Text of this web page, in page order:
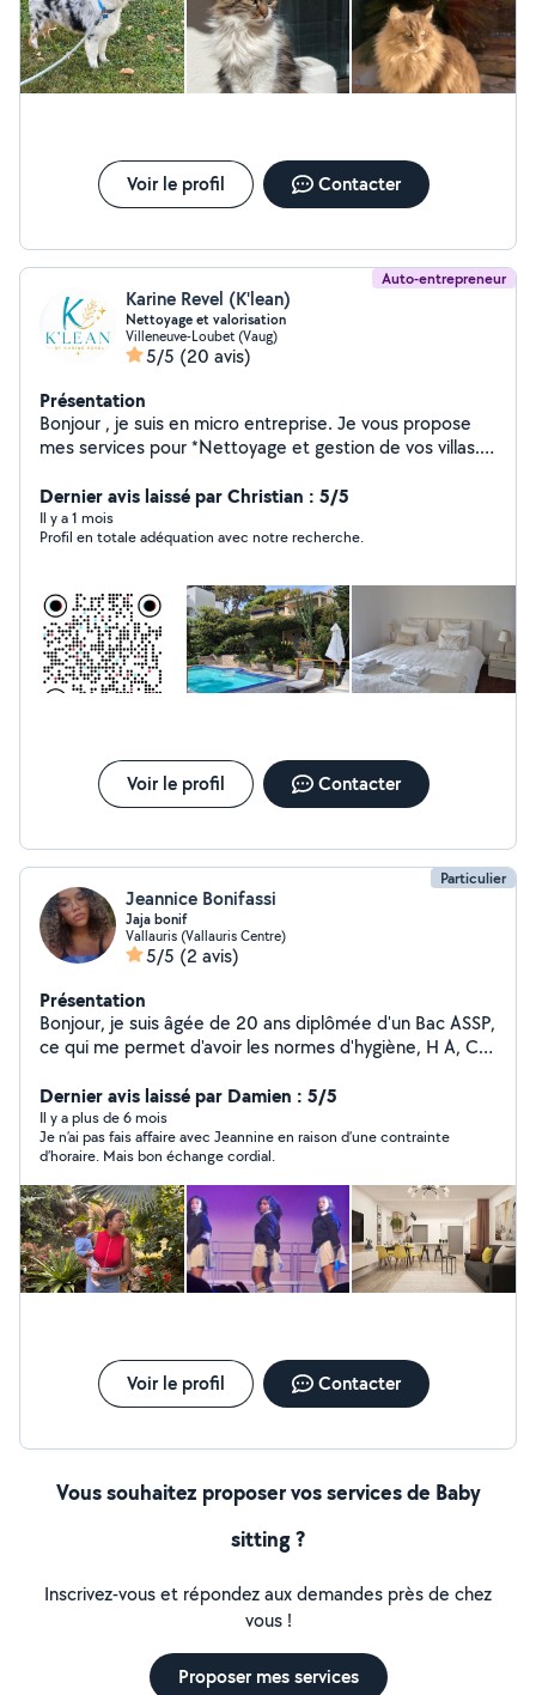
Voir le profil Contacter
Auto-entrepreneur
Karine Revel (K'lean)
Nettoyage et valorisation
Villeneuve-Loubet (Vaug)
5/5 (20 avis)
Présentation
Bonjour , je suis en micro entreprise. Je vous propose
mes services pour *Nettoyage et gestion de vos villas.
bien. Je vous propose et vous garanti un travail efficace
et soigné. Mes clients me font confiance. N hesitez pas
à me contacter. Karine.
Dernier avis laissé par Christian : 5/5
Il y a 1 mois
Profil en totale adéquation avec notre recherche.
Voir le profil Contacter
Particulier
Jeannice Bonifassi
Jaja bonif
Vallauris (Vallauris Centre)
5/5 (2 avis)
Présentation
Bonjour, je suis âgée de 20 ans diplômée d'un Bac ASSP,
ce qui me permet d'avoir les normes d'hygiène, H A, C,
et la garde d'enfants. Je suis Maman d'un enfant de un
an, ce qui me permet de connaître tout ce qui concerne
le développement de l'enfant et de l'adolescent. J'ai de
l'expérience dans le repassage et l'entretien du domicile
Je peux me déplacer aux alentours de 10 à 15 km autour
de Vallauris pour toute prestation demandées. je suis
disponible, organisée et ponctuelle.
Dernier avis laissé par Damien : 5/5
Il y a plus de 6 mois
Je n’ai pas fais affaire avec Jeannine en raison d’une contrainte
d’horaire. Mais bon échange cordial.
Voir le profil Contacter
Vous souhaitez proposer vos services de Baby
sitting ?
Inscrivez-vous et répondez aux demandes près de chez
vous !
Proposer mes services